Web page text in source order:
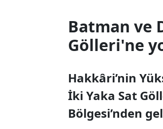
Batman ve
Gölleri'ne
Hakkâri’nin
İki Yaka Sat
Bölgesi’nden